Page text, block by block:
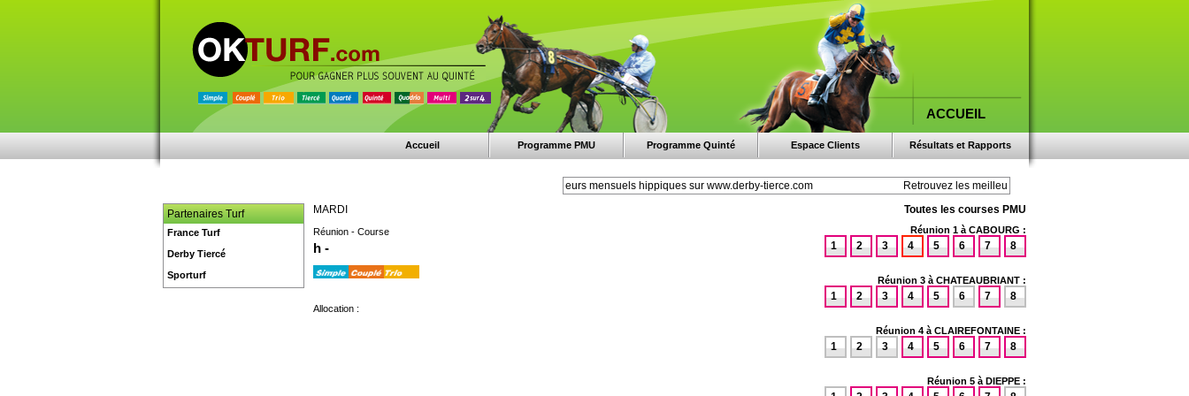
ACCUEIL
Résultats et Rapports
Espace Clients
Programme Quinté
Programme PMU
Accueil
Toutes les courses PMU
Réunion 1 à CABOURG :
8
7
6
5
4
3
2
1
Réunion 3 à CHATEAUBRIANT :
8
7
6
5
4
3
2
1
Réunion 4 à CLAIREFONTAINE :
8
7
6
5
4
3
2
1
Réunion 5 à DIEPPE :
MARDI
Réunion - Course
h -
Allocation :
Partenaires Turf
France Turf
Derby Tiercé
Sporturf